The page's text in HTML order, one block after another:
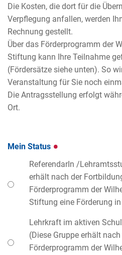
Die Kosten, die dort für die
Verpflegung anfallen, werden
Rechnung gestellt.
Über das Förderprogramm der
Stiftung kann Ihre Teilnahme
(Fördersätze siehe unten). So
Veranstaltung für Sie noch
Die Antragsstellung erfolgt
Ort.
Mein Status
ReferendarIn /
erhält nach der
Förderprogramm der
Stiftung eine Förderung in
Lehrkraft im aktiven
(Diese Gruppe erhält
Förderprogramm der